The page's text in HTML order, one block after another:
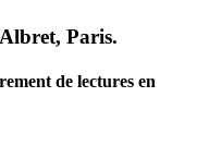
Paris.
de lectures en